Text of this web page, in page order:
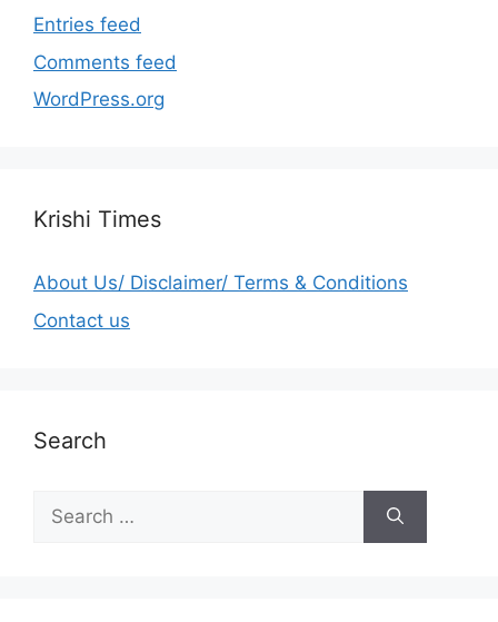
Entries feed
Comments feed
WordPress.org
Krishi Times
About Us/ Disclaimer/ Terms & Conditions
Contact us
Search